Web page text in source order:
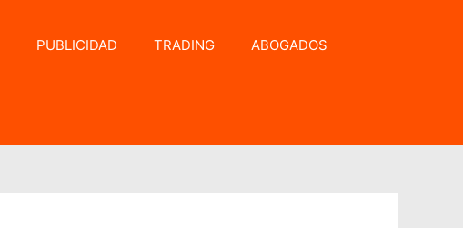
PUBLICIDAD TRADING ABOGADOS